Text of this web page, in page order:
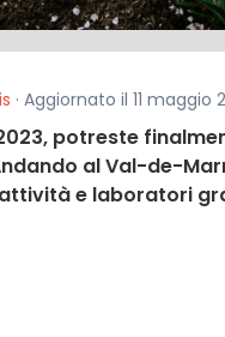
· Aggiornato il 11 maggio
potreste
al Val-de-
e laboratori